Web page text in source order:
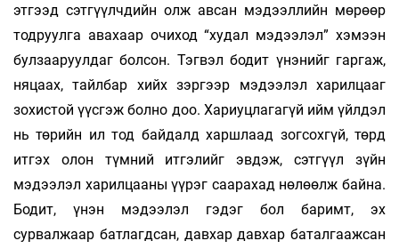
этгээд сэтгүүлчдийн олж авсан мэдээллийн мөрөөр
тодруулга авахаар очиход “худал мэдээлэл” хэмээн
булзааруулдаг болсон. Тэгвэл бодит үнэнийг гаргаж,
няцаах, тайлбар хийх зэргээр мэдээлэл харилцааг
зохистой үүсгэж болно доо. Хариуцлагагүй ийм үйлдэл
нь төрийн ил тод байдалд харшлаад зогсохгүй, төрд
итгэх олон түмний итгэлийг эвдэж, сэтгүүл зүйн
мэдээлэл харилцааны үүрэг саарахад нөлөөлж байна.
Бодит, үнэн мэдээлэл гэдэг бол баримт, эх
сурвалжаар батлагдсан, дав­хар давхар баталгаажсан